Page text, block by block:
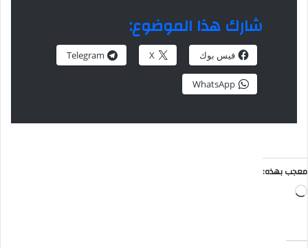
شارك هذا الموضوع:
فيس بوك X
Telegram
WhatsApp
معجب بهذه:
جاري